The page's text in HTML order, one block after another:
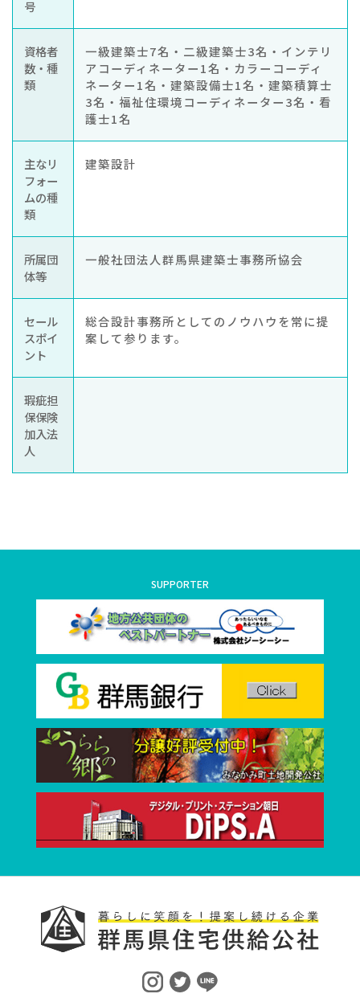
号
資格者
数・種
類
一級建築士7名・二級建築士3名・インテリ
アコーディネーター1名・カラーコーディ
ネーター1名・建築設備士1名・建築積算士
3名・福祉住環境コーディネーター3名・看
護士1名
主なリ
フォー
ムの種
類
建築設計
所属団
体等
一般社団法人群馬県建築士事務所協会
セール
スポイ
ント
総合設計事務所としてのノウハウを常に提
案して参ります。
瑕疵担
保保険
加入法
人
SUPPORTER